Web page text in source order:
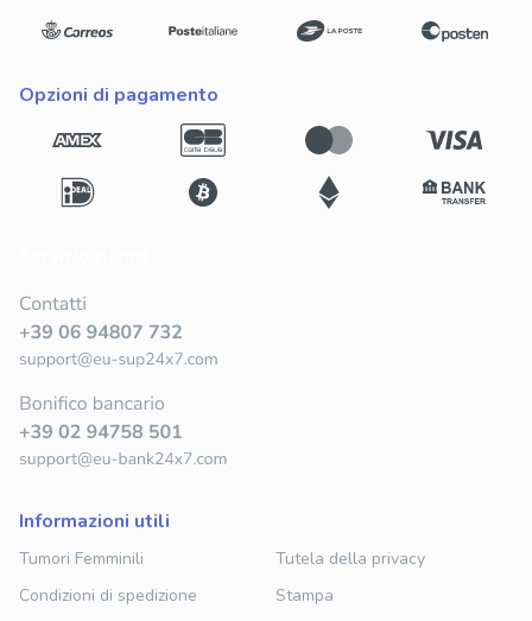
opzioni di pagamento
informazioni utili
Tumori Femminili
Condizioni di spedizione
Tutela della privacy
Stampa